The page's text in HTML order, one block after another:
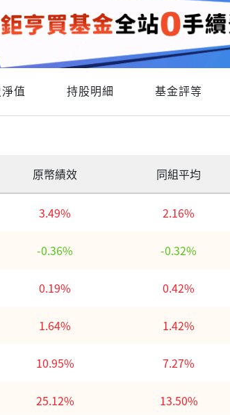
值 持股明細 基金評等
原幣績效
同組平均
3.49% 2.16%
-0.36% -0.32%
0.19% 0.42%
1.64% 1.42%
10.95% 7.27%
25.12% 13.50%